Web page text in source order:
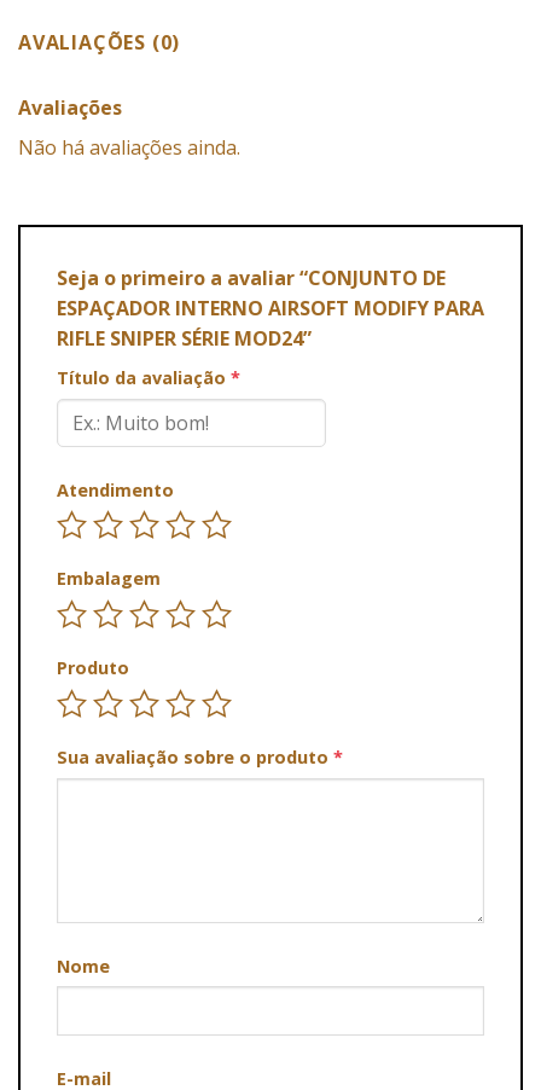
AVALIAÇÕES (0)
Avaliações
Não há avaliações ainda.
Seja o primeiro a avaliar “CONJUNTO DE
ESPAÇADOR INTERNO AIRSOFT MODIFY PARA
RIFLE SNIPER SÉRIE MOD24”
Título da avaliação *
Atendimento
Embalagem
Produto
Sua avaliação sobre o produto *
Nome
E-mail